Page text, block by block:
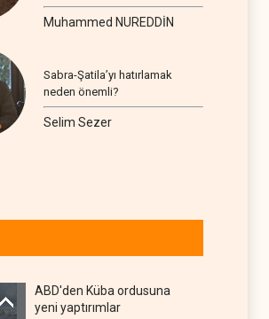
seyir
Muhammed NUREDDİN
Sabra-Şatila’yı hatırlamak
neden önemli?
Selim Sezer
ABD'den Küba ordusuna
yeni yaptırımlar